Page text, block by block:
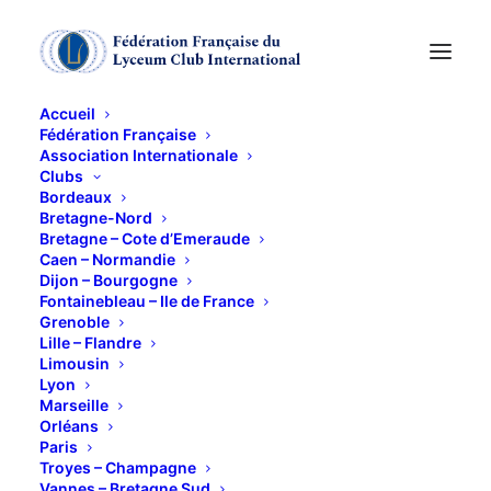
Accueil
Fédération Française
Association Internationale
Clubs
Bordeaux
Bretagne-Nord
Bretagne – Cote d’Emeraude
Caen – Normandie
Dijon – Bourgogne
Fontainebleau – Ile de France
Grenoble
Lille – Flandre
Limousin
Lyon
Marseille
Orléans
Paris
Troyes – Champagne
Visite du Quartier de
la Plaine avec Odile
Tertrais